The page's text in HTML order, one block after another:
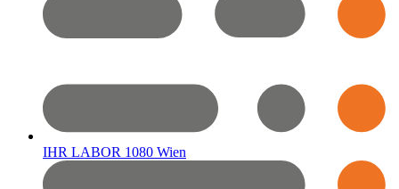
IHR LABOR 1080 Wien